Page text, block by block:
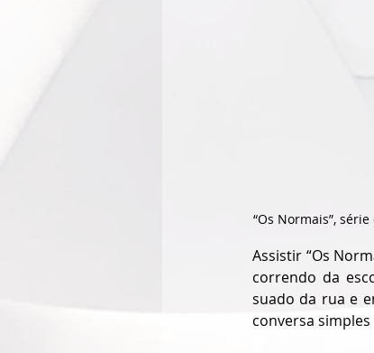
“Os Normais”,
Assistir “Os
correndo da
suado da rua e
conversa